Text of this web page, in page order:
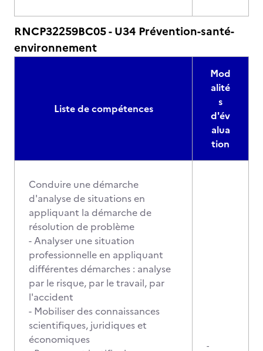
RNCP32259BC05 - U34 Prévention-santé-
environnement
Liste de compétences
Mod
alité
s
d'év
alua
tion
Conduire une démarche
d'analyse de situations en
appliquant la démarche de
résolution de problème
- Analyser une situation
professionnelle en appliquant
différentes démarches : analyse
par le risque, par le travail, par
l'accident
- Mobiliser des connaissances
scientifiques, juridiques et
économiques
-